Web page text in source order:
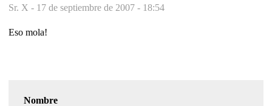
Sr. X - 17 de septiembre de 2007 - 18:54
Eso mola!
Nombre